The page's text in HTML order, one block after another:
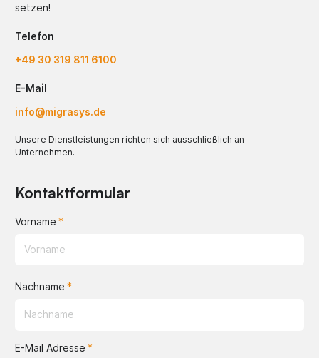
setzen!
Telefon
+49 30 319 811 6100
E-Mail
info@migrasys.de
Unsere Dienstleistungen richten sich ausschließlich an
Unternehmen.
Kontaktformular
Vorname
Nachname
E-Mail Adresse